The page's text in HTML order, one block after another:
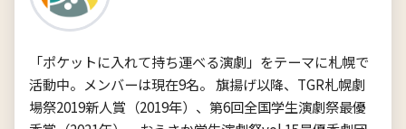
「ポケットに入れて持ち運べる演劇」をテーマに札幌で
活動中。メンバーは現在9名。 旗揚げ以降、TGR札幌劇
場祭2019新人賞（2019年）、第6回全国学生演劇祭最優